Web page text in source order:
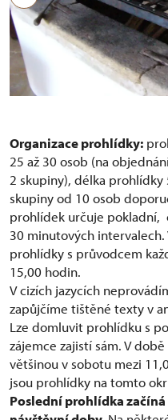
Organizace prohlídky:
25 až 30 osob (na
2 skupiny), délka
skupiny od 10 osob
prohlídek určuje pokladní,
30 minutových
prohlídky s průvodcem
15,00 hodin.
V cizích jazycích
zapůjčíme tištěné texty v
Lze domluvit prohlídku s
zájemce zajistí sám. V
většinou v sobotu mezi
jsou prohlídky na tomto
Poslední prohlídka